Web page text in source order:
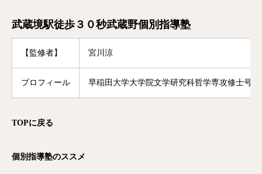
武蔵境駅徒歩３０秒武蔵野個別指導塾
【監修者】 宮川涼
プロフィール 早稲田大学大学院文学研究科哲学専攻修士号
TOPに戻る
個別指導塾のススメ